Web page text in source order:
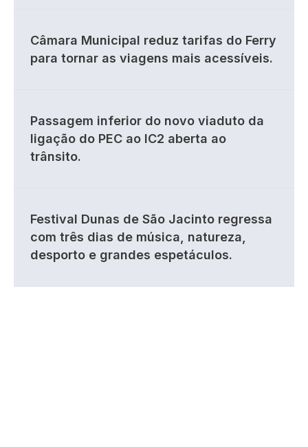
Câmara Municipal reduz tarifas do Ferry
para tornar as viagens mais acessíveis.
Passagem inferior do novo viaduto da
ligação do PEC ao IC2 aberta ao
trânsito.
Festival Dunas de São Jacinto regressa
com três dias de música, natureza,
desporto e grandes espetáculos.